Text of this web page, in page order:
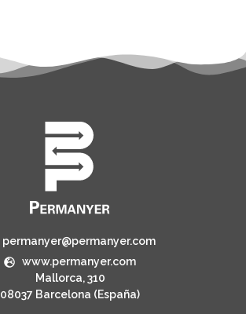
permanyer@permanyer.com
www.permanyer.com
Mallorca, 310
08037 Barcelona (España)